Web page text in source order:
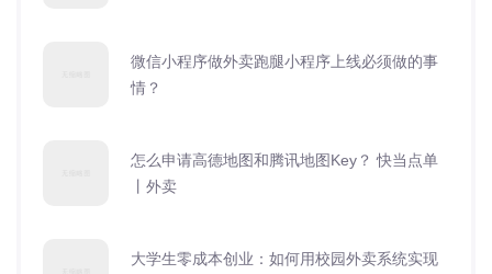
微信小程序做外卖跑腿小程序上线必须做的事
情？
怎么申请高德地图和腾讯地图Key？ 快当点单
丨外卖
大学生零成本创业：如何用校园外卖系统实现